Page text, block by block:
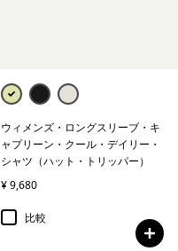
ウィメンズ・ロングスリーブ・キ
ャプリーン・クール・デイリー・
シャツ（ハット・トリッパー）
¥ 9,680
比較